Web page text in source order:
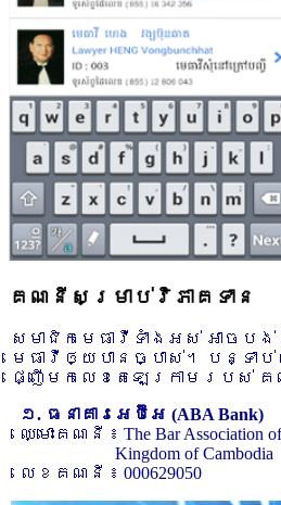
គណនីសម្រាប់វិភាគទាន
សមាជិកមេធាវីទាំងអស់ អាចប
មេធាវីឲ្យបានច្បាស់។ បន្ទ
ផ្ញើមកលេខតេឡេក្រាមរបស់ គណ
១. ធនាគារអេប៊ីអេ (ABA Bank)
ឈ្មោះគណនី ៖ The Bar Association of
Kingdom of Cambodia
លេខគណនី ៖ 000629050